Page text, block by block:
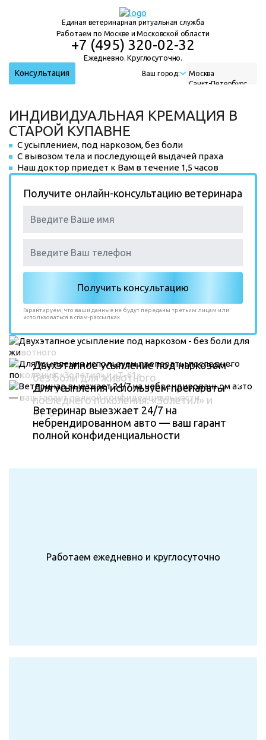
Единая ветеринарная ритуальная служба
Работаем по Москве и Московской области
Консультация Ваш город:
Москва
Санкт-Петербург
Новосибирск
+7 (495) 320-02-32
Ежедневно. Круглосуточно.
ИНДИВИДУАЛЬНАЯ КРЕМАЦИЯ В
СТАРОЙ КУПАВНЕ
С усыплением, под наркозом, без боли
С вывозом тела и последующей выдачей праха
Наш доктор приедет к Вам в течение 1,5 часов
Получите онлайн-консультацию ветеринара
Гарантируем, что ваши данные не будут переданы третьим лицам или
использоваться в спам-рассылках
Двухэтапное усыпление под наркозом -
без боли для животного
Для усыпления используем препараты
последнего поколения: «Золетил» и
«Т-61»
Ветеринар выезжает 24/7 на
небрендированном авто — ваш гарант
полной конфиденциальности
Работаем ежедневно и круглосуточно